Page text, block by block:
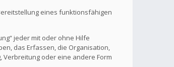
eines funktionsfähigen
jeder mit oder ohne Hilfe
das Erfassen, die Organisation,
Verbreitung oder eine andere Form